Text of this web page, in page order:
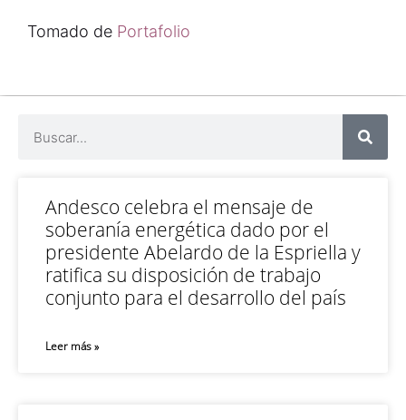
Tomado de Portafolio
Andesco celebra el mensaje de
soberanía energética dado por el
presidente Abelardo de la Espriella y
ratifica su disposición de trabajo
conjunto para el desarrollo del país
Leer más »